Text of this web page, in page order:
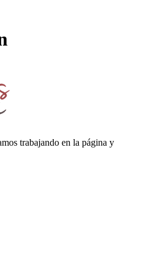
trabajando en la página y